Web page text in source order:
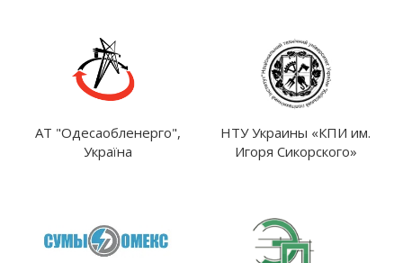
АТ "Одесаобленерго",
Україна
НТУ Украины «КПИ им.
Игоря Сикорского»